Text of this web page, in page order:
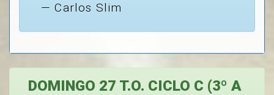
Carlos Slim
DOMINGO 27 T.O. CICLO C (3º A